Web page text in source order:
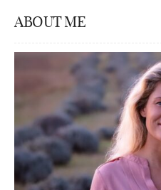
ABOUT ME